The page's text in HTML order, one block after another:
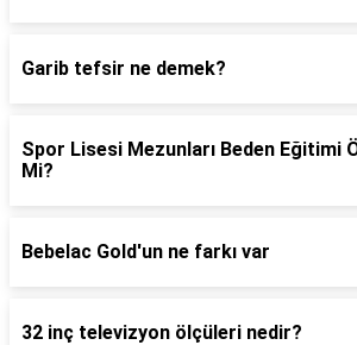
Garib tefsir ne demek?
Spor Lisesi Mezunları Beden Eğitimi
Mi?
Bebelac Gold'un ne farkı var
32 inç televizyon ölçüleri nedir?